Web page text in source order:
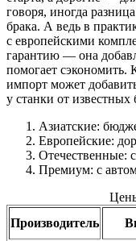
говоря, иногда
брака. А ведь в
с европейскими
гарантию — она
помогает сэкономить.
импорт может
у станки от
Азиатские:
Европейские:
Отечественные:
Премиум: с
Производитель